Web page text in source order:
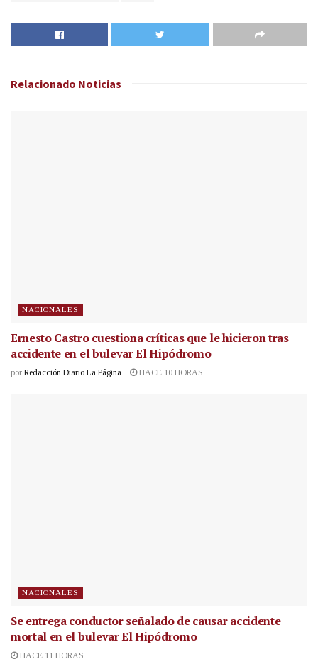
Relacionado Noticias
NACIONALES
Ernesto Castro cuestiona críticas que le hicieron tras
accidente en el bulevar El Hipódromo
por Redacción Diario La Página HACE 10 HORAS
NACIONALES
Se entrega conductor señalado de causar accidente
mortal en el bulevar El Hipódromo
HACE 11 HORAS